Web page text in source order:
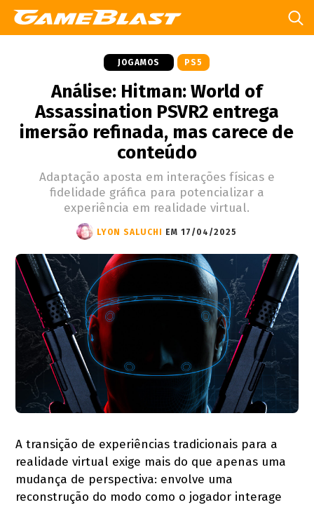
JOGAMOS PS5
Análise: Hitman: World of
Assassination PSVR2 entrega
imersão refinada, mas carece de
conteúdo
Adaptação aposta em interações físicas e
fidelidade gráfica para potencializar a
experiência em realidade virtual.
LYON SALUCHI EM 17/04/2025
A transição de experiências tradicionais para a
realidade virtual exige mais do que apenas uma
mudança de perspectiva: envolve uma
reconstrução do modo como o jogador interage